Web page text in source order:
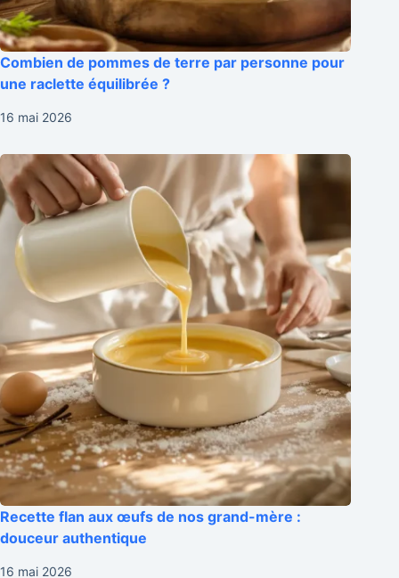
Combien de pommes de terre par personne pour
une raclette équilibrée ?
16 mai 2026
Recette flan aux œufs de nos grand-mère :
douceur authentique
16 mai 2026